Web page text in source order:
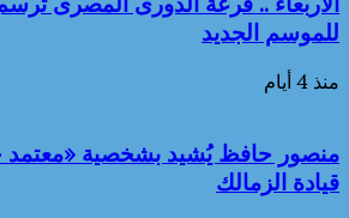
للموسم الجديد
منذ 4 أيام
منصور حافظ يُشيد بشخصية «معتمد
قيادة الزمالك